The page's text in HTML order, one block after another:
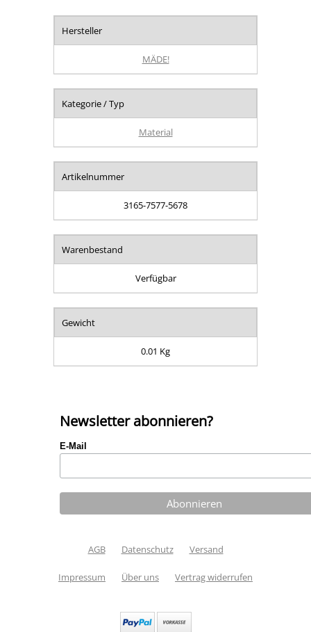
Hersteller
MÄDE!
Kategorie / Typ
Material
Artikelnummer
3165-7577-5678
Warenbestand
Verfügbar
Gewicht
0.01 Kg
Newsletter abonnieren?
E-Mail
AGB Datenschutz Versand
Impressum Über uns Vertrag widerrufen